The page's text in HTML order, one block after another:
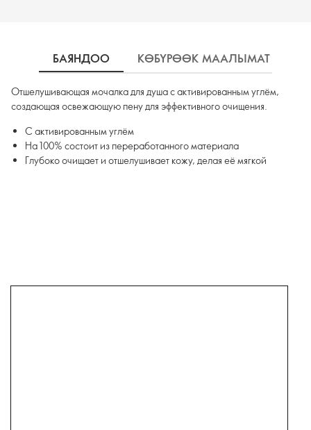
БАЯНДОО КӨБҮРӨӨК МААЛЫМАТ
Отшелушивающая мочалка для душа с активированным углём,
создающая освежающую пену для эффективного очищения.
С активированным углём
На 100% состоит из переработанного материала
Глубоко очищает и отшелушивает кожу, делая её мягкой